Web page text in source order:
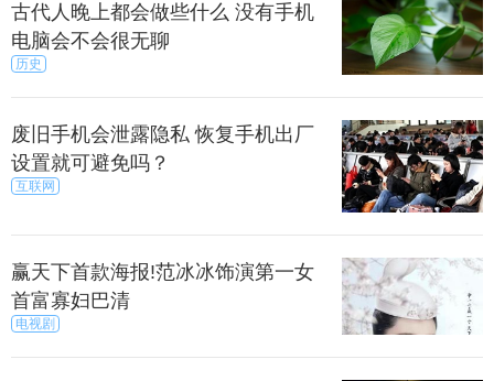
古代人晚上都会做些什么 没有手机
电脑会不会很无聊
历史
废旧手机会泄露隐私 恢复手机出厂
设置就可避免吗？
互联网
赢天下首款海报!范冰冰饰演第一女
首富寡妇巴清
电视剧